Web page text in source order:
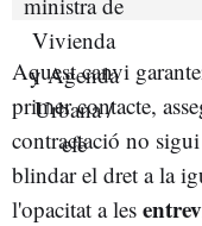
Aquest canvi
primer contacte,
contractació no
blindar el dret a la
l'opacitat a les